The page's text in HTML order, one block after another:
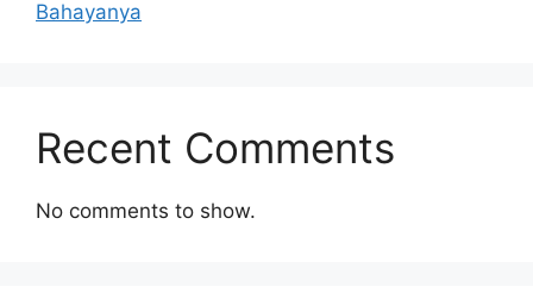
Bahayanya
Recent Comments
No comments to show.